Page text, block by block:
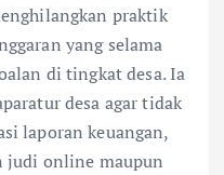
praktik
yang selama
di tingkat desa. Ia
desa agar tidak
laporan keuangan,
judi online maupun